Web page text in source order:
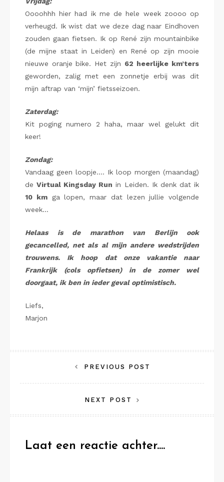
Oooohhh hier had ik me de hele week zoooo op
verheugd. Ik wist dat we deze dag naar Eindhoven
zouden gaan fietsen. Ik op René zijn mountainbike
(de mijne staat in Leiden) en René op zijn mooie
nieuwe oranje bike. Het zijn 62 heerlijke km’ters
geworden, zalig met een zonnetje erbij was dit
mijn aftrap van ‘mijn’ fietsseizoen.
Zaterdag:
Kit poging numero 2 haha, maar wel gelukt dit
keer!
Zondag:
Vandaag geen loopje…. Ik loop morgen (maandag)
deVirtual Kingsday Run in Leiden. Ik denk dat ik
10 kmga lopen, maar dat lezen jullie volgende
week…
Helaas is de marathon van Berlijn ook
gecancelled, net als al mijn andere wedstrijden
trouwens. Ik hoop dat onze vakantie naar
Frankrijk (cols opfietsen) in de zomer wel
doorgaat, ik ben in ieder geval optimistisch.
Liefs,
Marjon
navigatie
PREVIOUS POST
NEXT POST
Laat een reactie achter....